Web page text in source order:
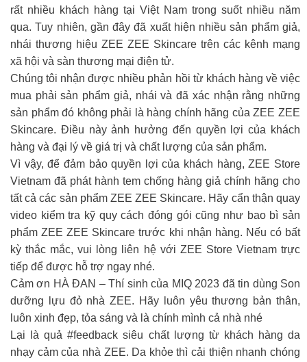
rất nhiều khách hàng tại Việt Nam trong suốt nhiều năm
qua. Tuy nhiên, gần đây đã xuất hiện nhiều sản phẩm giả,
nhái thương hiệu ZEE ZEE Skincare trên các kênh mạng
xã hội và sàn thương mại điện tử.
Chúng tôi nhận được nhiều phản hồi từ khách hàng về việc
mua phải sản phẩm giả, nhái và đã xác nhận rằng những
sản phẩm đó không phải là hàng chính hãng của ZEE ZEE
Skincare. Điều này ảnh hưởng đến quyền lợi của khách
hàng và đại lý về giá trị và chất lượng của sản phẩm.
Vì vậy, để đảm bảo quyền lợi của khách hàng, ZEE Store
Vietnam đã phát hành tem chống hàng giả chính hãng cho
tất cả các sản phẩm ZEE ZEE Skincare. Hãy cẩn thận quay
video kiểm tra kỹ quy cách đóng gói cũng như bao bì sản
phẩm ZEE ZEE Skincare trước khi nhận hàng. Nếu có bất
kỳ thắc mắc, vui lòng liên hệ với ZEE Store Vietnam trực
tiếp để được hỗ trợ ngay nhé.
Cảm ơn HÀ ĐAN – Thí sinh của MIQ 2023 đã tin dùng Son
dưỡng lựu đỏ nhà ZEE. Hãy luôn yêu thương bản thân,
luôn xinh đẹp, tỏa sáng và là chính mình cả nhà nhé
Lại là quả #feedback siêu chất lượng từ khách hàng da
nhạy cảm của nhà ZEE. Da khỏe thì cải thiện nhanh chóng